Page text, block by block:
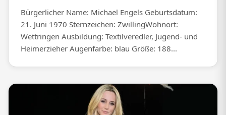
Bürgerlicher Name: Michael Engels Geburtsdatum:
21. Juni 1970 Sternzeichen: ZwillingWohnort:
Wettringen Ausbildung: Textilveredler, Jugend- und
Heimerzieher Augenfarbe: blau Größe: 188...